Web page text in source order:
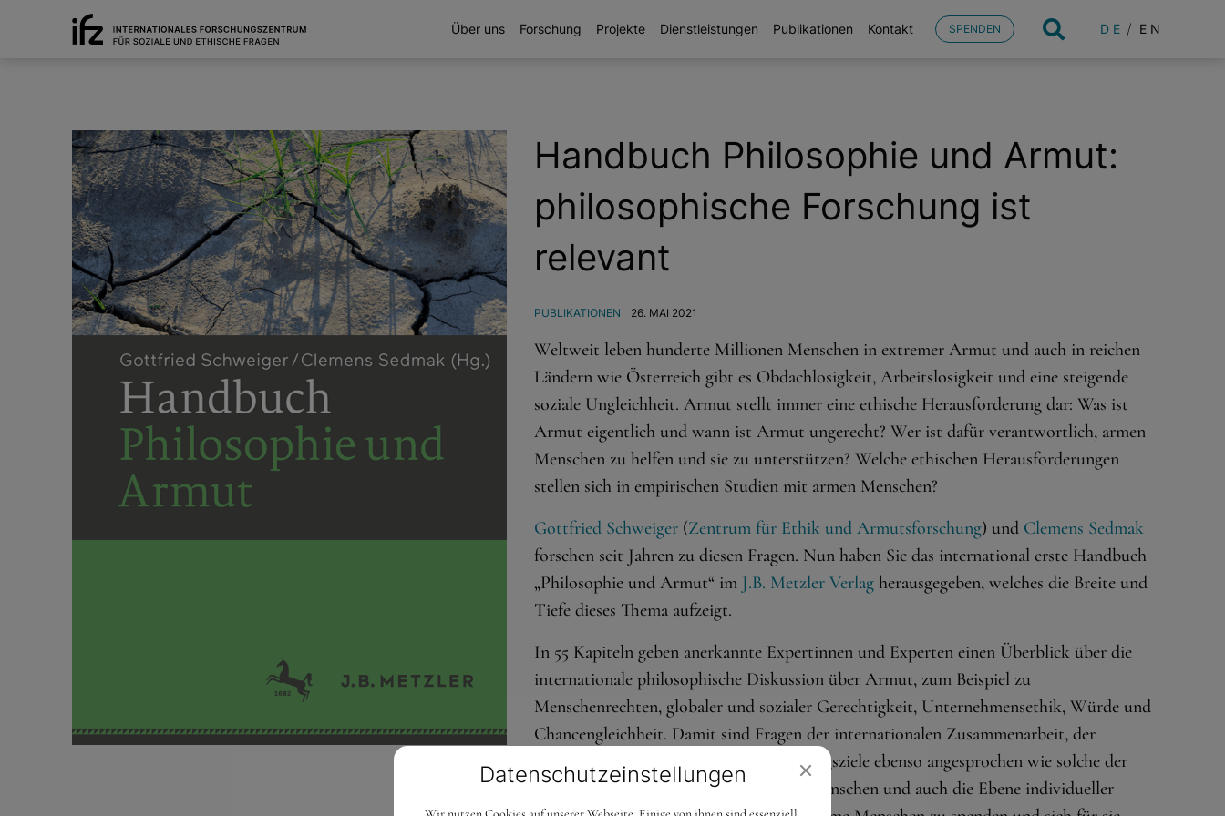
Über uns Forschung Projekte Dienstleistungen Publikationen Kontakt SPENDEN DE EN
Handbuch Philosophie und Armut:
philosophische Forschung ist
relevant
PUBLIKATIONEN 26. MAI 2021
Weltweit leben hunderte Millionen Menschen in extremer Armut und auch in reichen
Ländern wie Österreich gibt es Obdachlosigkeit, Arbeitslosigkeit und eine steigende
soziale Ungleichheit. Armut stellt immer eine ethische Herausforderung dar: Was ist
Armut eigentlich und wann ist Armut ungerecht? Wer ist dafür verantwortlich, armen
Menschen zu helfen und sie zu unterstützen? Welche ethischen Herausforderungen
stellen sich in empirischen Studien mit armen Menschen?
Gottfried Schweiger(Zentrum für Ethik und Armutsforschung) und Clemens Sedmak
forschen seit Jahren zu diesen Fragen. Nun haben Sie das international erste Handbuch
„Philosophie und Armut“ im J.B. Metzler Verlagherausgegeben, welches die Breite und
Tiefe dieses Thema aufzeigt.
In 55 Kapiteln geben anerkannte Expertinnen und Experten einen Überblick über die
internationale philosophische Diskussion über Armut, zum Beispiel zu
Menschenrechten, globaler und sozialer Gerechtigkeit, Unternehmensethik, Würde und
Chancengleichheit. Damit sind Fragen der internationalen Zusammenarbeit, der
Erreichung der Nachhaltigen Entwicklungsziele ebenso angesprochen wie solche der
sozialstaatlichen Unterstützung armer Menschen und auch die Ebene individueller
Datenschutz­einstellungen